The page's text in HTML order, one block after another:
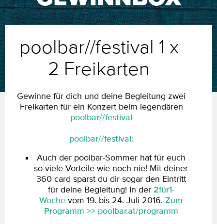
poolbar//festival 1 x
2 Freikarten
Gewinne für dich und deine Begleitung zwei
Freikarten für ein Konzert beim legendären
poolbar//festival
poolbar//festival:
Auch der poolbar-Sommer hat für euch
so viele Vorteile wie noch nie! Mit deiner
360 card sparst du dir sogar den Eintritt
für deine Begleitung! In der 2für1-
Woche vom 19. bis 24. Juli 2016. Zum
Programm >> poolbar.at/programm